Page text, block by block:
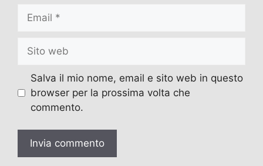
web
Salva il mio nome, email e sito web in questo
browser per la prossima volta che
commento.